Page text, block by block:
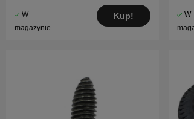
W
magazynie
Kup!
W